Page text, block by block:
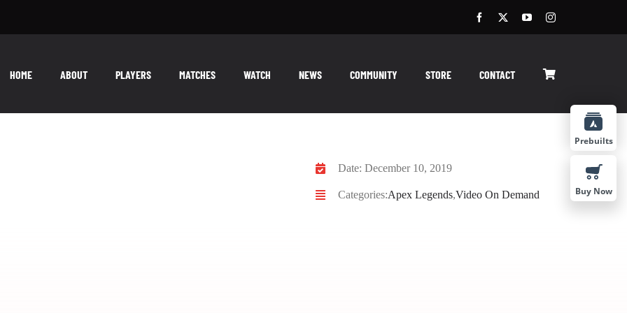
HOME ABOUT PLAYERS MATCHES WATCH NEWS COMMUNITY STORE CONTACT
Date: December 10, 2019
Categories:Apex Legends,Video On Demand
Prebuilts
Buy Now